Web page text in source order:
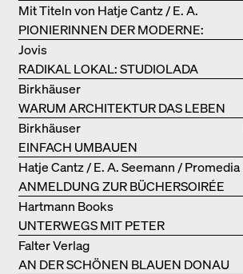
PIONIERINNEN DER MODERNE:
DANKE FÜR DAS INTERESSE AN
UNSERER DRITTEN BÜCHERSOIRÉE!
Mit Titeln von Hatje Cantz / E. A.
Seemann / Promedia
RADIKAL LOKAL: STUDIOLADA
Jovis
WARUM ARCHITEKTUR DAS LEBEN
VERBESSERN KANN: ANNA
HERINGER
Birkhäuser
EINFACH UMBAUEN
Birkhäuser
ANMELDUNG ZUR BÜCHERSOIRÉE
AM 13. JULI
Hatje Cantz / E. A. Seemann / Promedia
UNTERWEGS MIT PETER
BIALOBRZESKI
Hartmann Books
AN DER SCHÖNEN BLAUEN DONAU
Falter Verlag